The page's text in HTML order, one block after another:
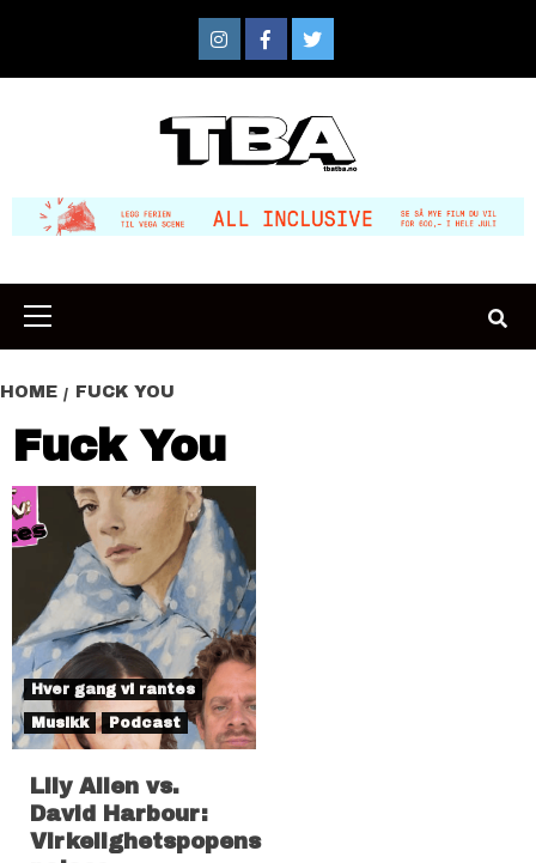
content
InstagramFacebook
Twitter
Primary
Menu
HOME FUCK YOU
Fuck You
Hver gang vi rantes
Musikk
Podcast
Lily Allen vs.
David Harbour:
Virkelighetspopens